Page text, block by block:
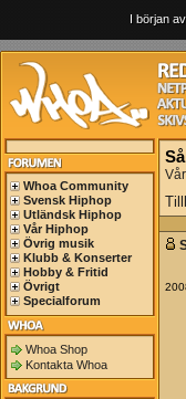
I början
Whoa Community
Svensk Hiphop
Utländsk Hiphop
Vår Hiphop
Övrig musik
Klubb & Konserter
Hobby & Fritid
Övrigt
Specialforum
Whoa Shop
Kontakta Whoa